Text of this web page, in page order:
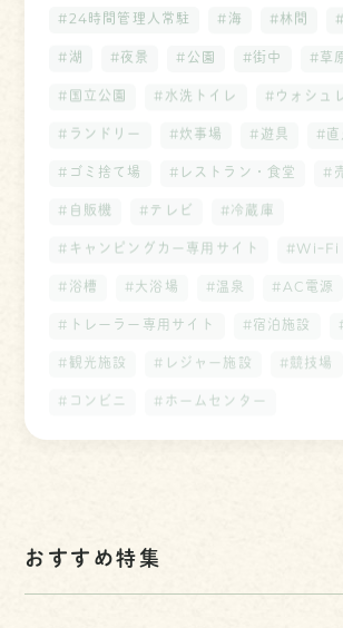
#24時間管理人常駐 #海 #林間
#湖 #夜景 #公園 #街中 #草
#国立公園 #水洗トイレ #ウォシュ
#ランドリー #炊事場 #遊具 #直
#ゴミ捨て場 #レストラン・食堂 #
#自販機 #テレビ #冷蔵庫
#キャンピングカー専用サイト #WiｰFi
#浴槽 #大浴場 #温泉 #AC電源
#トレーラー専用サイト #宿泊施設
#観光施設 #レジャー施設 #競技場
#コンビニ #ホームセンター
おすすめ特集